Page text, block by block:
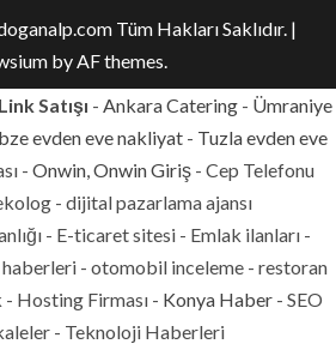
Tüm Hakları Saklıdır. |
by AF themes.
Satışı - Ankara Catering- Ümraniye
evden eve nakliyat - Tuzla evden eve
- Onwin, Onwin Giriş - Cep Telefonu
- dijital pazarlama ajansı
- E-ticaret sitesi - Emlak ilanları -
- otomobil inceleme - restoran
- Hosting Firması - Konya Haber - SEO
- Teknoloji Haberleri